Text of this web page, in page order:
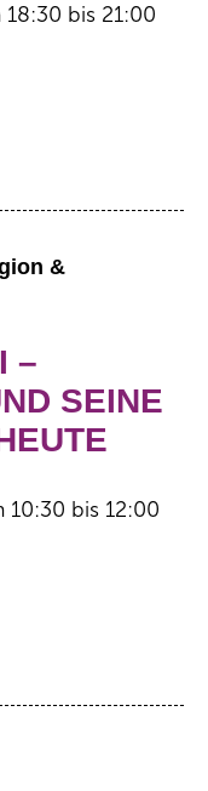
bis 21:00
&
–
SEINE
bis 12:00